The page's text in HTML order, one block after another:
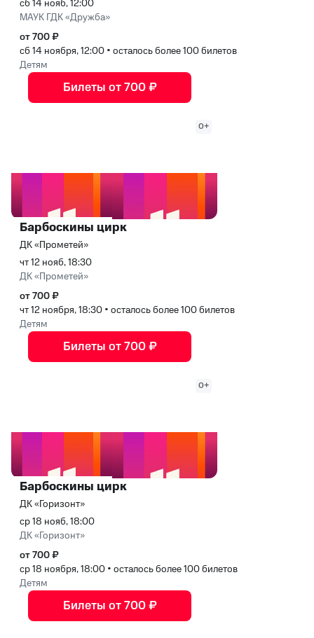
сб 14 нояб, 12:00
МАУК ГДК «Дружба»
от 700 ₽
сб 14 ноября, 12:00 • осталось более 100 билетов
Детям
Билеты от 700 ₽
0+
Барбоскины цирк
ДК «Прометей»
чт 12 нояб, 18:30
ДК «Прометей»
от 700 ₽
чт 12 ноября, 18:30 • осталось более 100 билетов
Детям
Билеты от 700 ₽
0+
Барбоскины цирк
ДК «Горизонт»
ср 18 нояб, 18:00
ДК «Горизонт»
от 700 ₽
ср 18 ноября, 18:00 • осталось более 100 билетов
Детям
Билеты от 700 ₽